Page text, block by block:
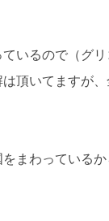
いるので（グ
頂いてますが
まわっている